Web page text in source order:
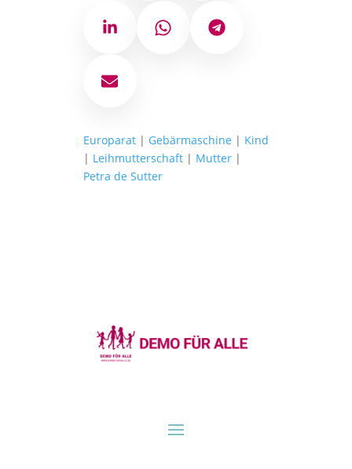
LinkedIn WhatsAppTelegram
E-Mail
Europarat| Gebärmaschine | Kind
| Leihmutterschaft| Mutter|
Petra de Sutter